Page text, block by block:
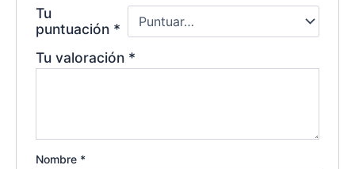
Tu
puntuación *
Tu valoración *
Nombre *